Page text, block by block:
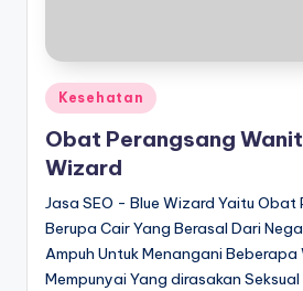
Posted
in
Kesehatan
Obat Perangsang
Wizard
Jasa SEO - Blue Wizard Yaitu
Berupa Cair Yang Berasal Dari
Ampuh Untuk Menangani
Mempunyai Yang dirasakan